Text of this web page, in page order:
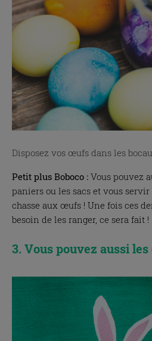
Disposez vos œufs dans les
Petit plus Boboco : Vous pouvez
paniers ou les sacs et vous
chasse aux œufs ! Une fois ces
besoin de les ranger, ce sera fait !
3. Vous pouvez aussi